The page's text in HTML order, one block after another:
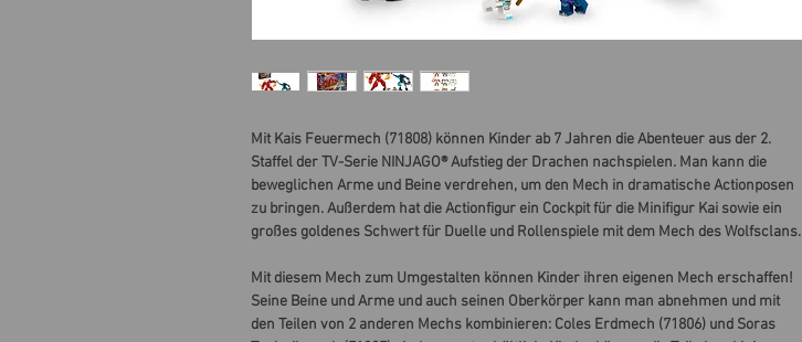
Mit Kais Feuermech (71808) können Kinder ab 7 Jahren die Abenteuer aus der 2.
Staffel der TV-Serie NINJAGO® Aufstieg der Drachen nachspielen. Man kann die
beweglichen Arme und Beine verdrehen, um den Mech in dramatische Actionposen
zu bringen. Außerdem hat die Actionfigur ein Cockpit für die Minifigur Kai sowie ein
großes goldenes Schwert für Duelle und Rollenspiele mit dem Mech des Wolfsclans.
Mit diesem Mech zum Umgestalten können Kinder ihren eigenen Mech erschaffen!
Seine Beine und Arme und auch seinen Oberkörper kann man abnehmen und mit
den Teilen von 2 anderen Mechs kombinieren: Coles Erdmech (71806) und Soras